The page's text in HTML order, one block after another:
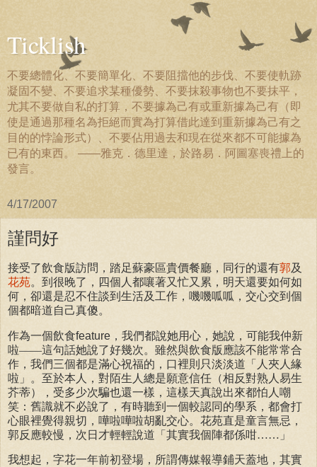
Ticklish
不要總體化、不要簡單化、不要阻擋他的步伐、不要使軌跡
凝固不變、不要追求某種優勢、不要抹殺事物也不要抹平，
尤其不要做自私的打算，不要據為己有或重新據為己有（即
使是通過那種名為拒絕而實為打算借此達到重新據為己有之
目的的悖論形式）、不要佔用過去和現在從來都不可能據為
已有的東西。 ——雅克．德里達，於路易．阿圖塞喪禮上的
發言。
4/17/2007
謹問好
接受了飲食版訪問，踏足蘇豪區貴價餐廳，同行的還有郭及
花苑。到很晚了，四個人都嚷著又忙又累，明天還要如何如
何，卻還是忍不住談到生活及工作，嘰嘰呱呱，交心交到個
個都暗道自己真傻。
作為一個飲食feature ，我們都說她用心，她說，可能我仲新
啦——這句話她說了好幾次。雖然與飲食版應該不能常常合
作，我們三個都是滿心祝福的，口裡則只淡淡道「人夾人緣
啦」。至於本人，對陌生人總是願意信任（相反對熟人易生
芥蒂），受多少次騙也還一樣，這樣天真說出來都怕人嘲
笑：舊識就不必說了，有時聽到一個較認同的學系，都會打
心眼裡覺得親切，嘩啦嘩啦胡亂交心。花苑直是童言無忌，
郭反應較慢，次日才輕輕說道「其實我個陣都係咁……」
我想起，字花一年前初登場，所謂傳媒報導鋪天蓋地，其實